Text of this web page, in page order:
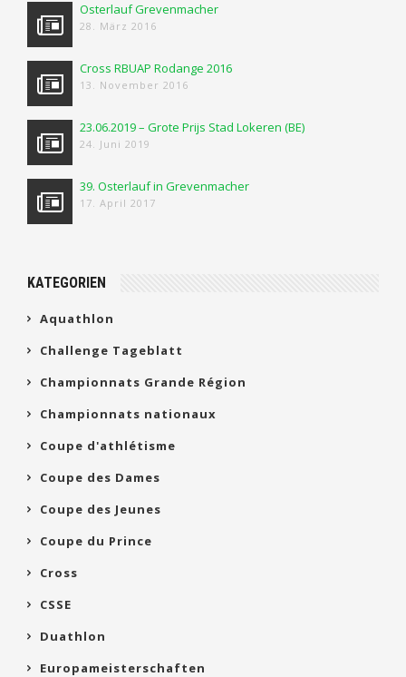
Osterlauf Grevenmacher
28. März 2016
Cross RBUAP Rodange 2016
13. November 2016
23.06.2019 – Grote Prijs Stad Lokeren (BE)
24. Juni 2019
39. Osterlauf in Grevenmacher
17. April 2017
KATEGORIEN
Aquathlon
Challenge Tageblatt
Championnats Grande Région
Championnats nationaux
Coupe d'athlétisme
Coupe des Dames
Coupe des Jeunes
Coupe du Prince
Cross
CSSE
Duathlon
Europameisterschaften